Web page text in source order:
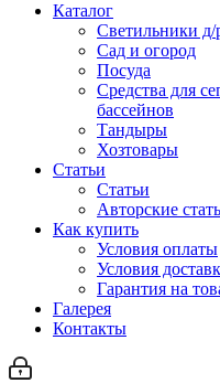
Каталог
Светильники д/
Сад и огород
Посуда
Средства для
бассейнов
Тандыры
Хозтовары
Статьи
Статьи
Авторские
Как купить
Условия оплаты
Условия
Гарантия на
Галерея
Контакты